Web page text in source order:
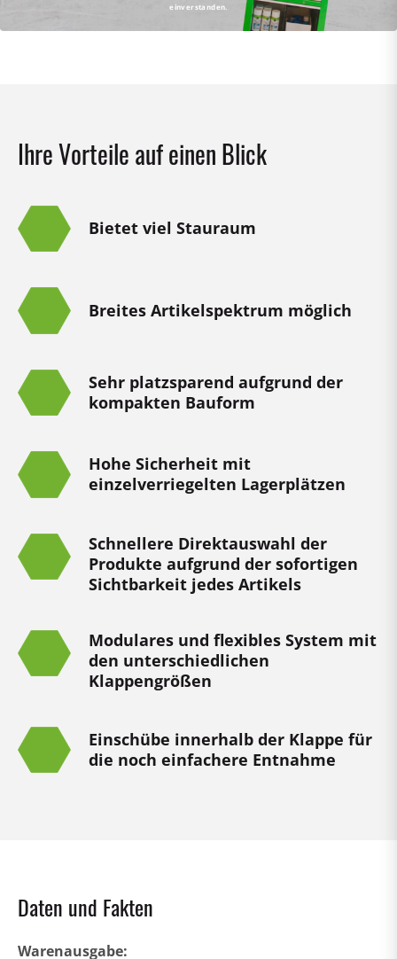
einverstanden.
Ihre Vorteile auf einen Blick
Bietet viel Stauraum
Breites Artikelspektrum möglich
Sehr platzsparend aufgrund der
kompakten Bauform
Hohe Sicherheit mit
einzelverriegelten Lagerplätzen
Schnellere Direktauswahl der
Produkte aufgrund der sofortigen
Sichtbarkeit jedes Artikels
Modulares und flexibles System mit
den unterschiedlichen
Klappengrößen
Einschübe innerhalb der Klappe für
die noch einfachere Entnahme
Daten und Fakten
Warenausgabe: